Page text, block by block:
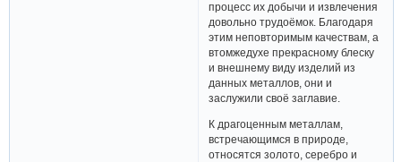
процесс их добычи и извлечения
довольно трудоёмок. Благодаря
этим неповторимым качествам, а
втомжедухе прекрасному блеску
и внешнему виду изделий из
данных металлов, они и
заслужили своё заглавие.
К драгоценным металлам,
встречающимся в природе,
относятся золото, серебро и